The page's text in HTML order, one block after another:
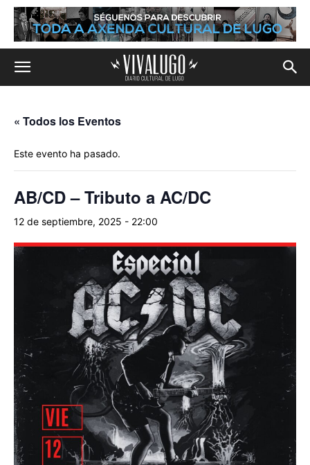
« Todos los Eventos
Este evento ha pasado.
AB/CD – Tributo a AC/DC
12 de septiembre, 2025 - 22:00